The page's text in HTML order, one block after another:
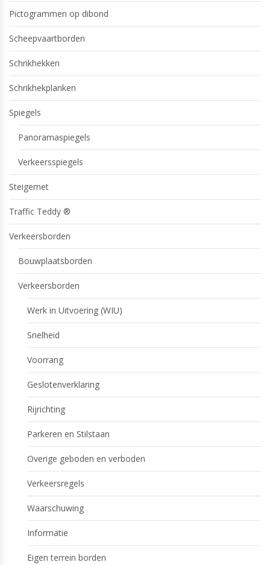
Pictogrammen op dibond
Scheepvaartborden
Schrikhekken
Schrikhekplanken
Spiegels
Panoramaspiegels
Verkeersspiegels
Steigernet
Traffic Teddy ®
Verkeersborden
Bouwplaatsborden
Verkeersborden
Werk in Uitvoering (WIU)
Snelheid
Voorrang
Geslotenverklaring
Rijrichting
Parkeren en Stilstaan
Overige geboden en verboden
Verkeersregels
Waarschuwing
Informatie
Eigen terrein borden